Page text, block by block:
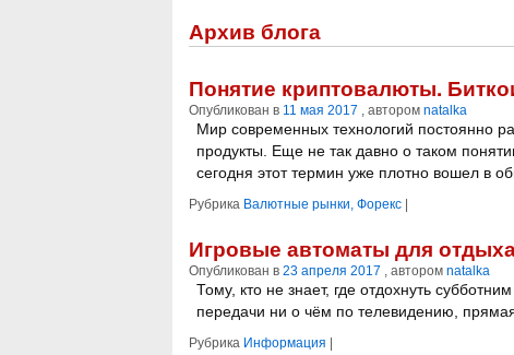
Архив блога
Понятие криптовалюты.
Опубликован в 11 мая 2017 , автором natalka
Мир современных технологий постоянно
продукты. Еще не так давно о таком
сегодня этот термин уже плотно вошел в
Рубрика Валютные рынки, Форекс |
Игровые автоматы для
Опубликован в 23 апреля 2017 , автором natalka
Тому, кто не знает, где отдохнуть
передачи ни о чём по телевидению,
Рубрика Информация |